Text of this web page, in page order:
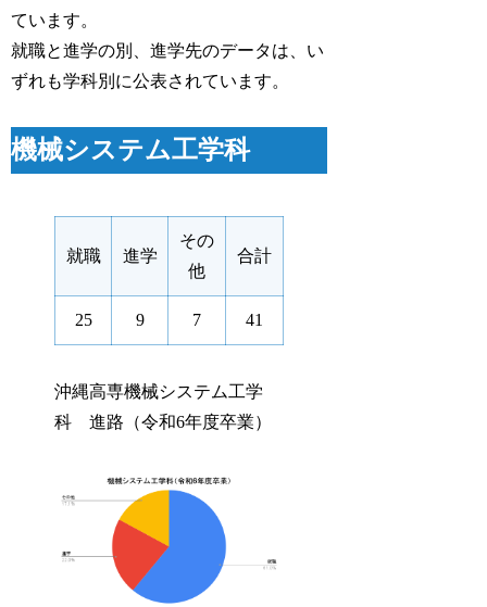
ています。
就職と進学の別、進学先のデータは、い
ずれも学科別に公表されています。
機械システム工学科
就職 進学
その
他
合計
25 9 7 41
沖縄高専機械システム工学
科 進路（令和6年度卒業）